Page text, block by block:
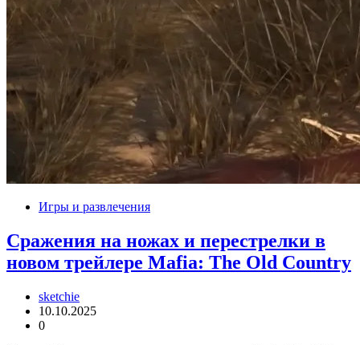
Игры и развлечения
Сражения на ножах и перестрелки в
новом трейлере Mafia: The Old Country
sketchie
10.10.2025
0